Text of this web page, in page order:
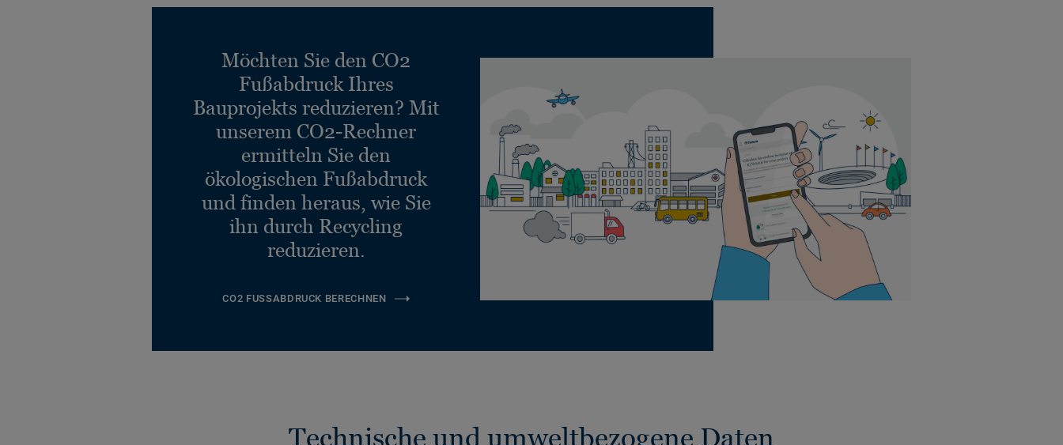
Möchten Sie den CO2
Fußabdruck Ihres
Bauprojekts reduzieren? Mit
unserem CO2-Rechner
ermitteln Sie den
ökologischen Fußabdruck
und finden heraus, wie Sie
ihn durch Recycling
reduzieren.
CO2 FUSSABDRUCK BERECHNEN
Technische und umweltbezogene Daten